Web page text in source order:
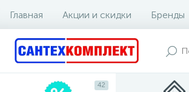
Главная Акции и скидки Бренды
42